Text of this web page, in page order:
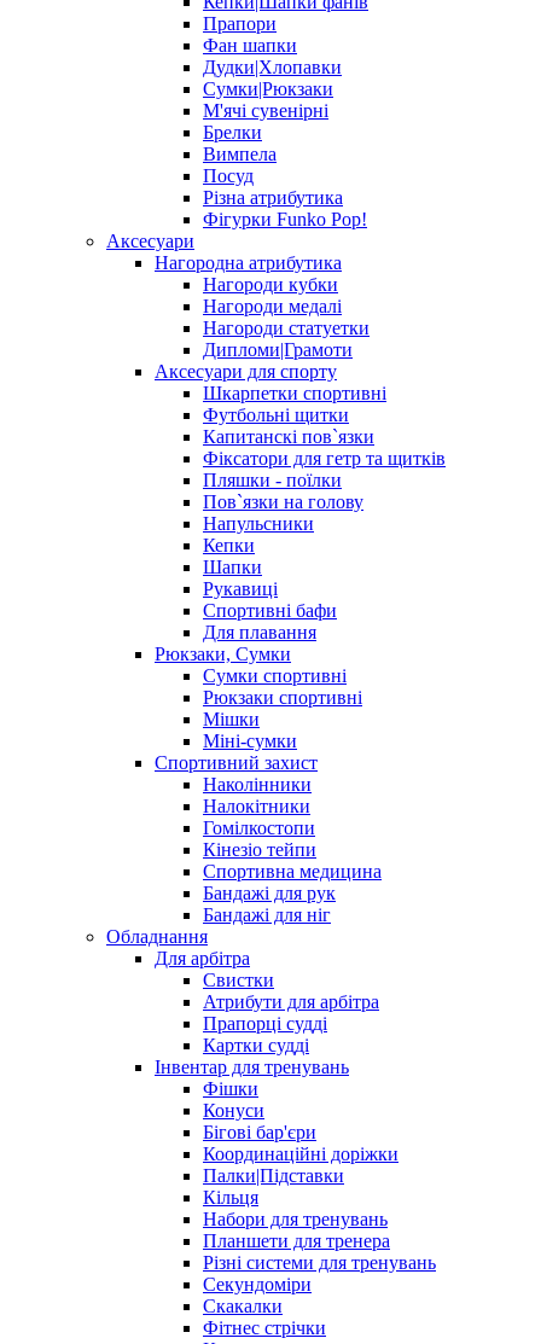
Прапори
Фан шапки
Дудки|Хлопавки
Сумки|Рюкзаки
М'ячі сувенірні
Брелки
Вимпела
Посуд
Різна атрибутика
Фігурки Funko Pop!
Аксесуари
Нагородна атрибутика
Нагороди кубки
Нагороди медалі
Нагороди статуетки
Дипломи|Грамоти
Аксесуари для спорту
Шкарпетки спортивні
Футбольні щитки
Капитанскі пов`язки
Фіксатори для гетр та щитків
Пляшки - поїлки
Пов`язки на голову
Напульсники
Кепки
Шапки
Рукавиці
Спортивні бафи
Для плавання
Рюкзаки, Сумки
Сумки спортивні
Рюкзаки спортивні
Мішки
Міні-сумки
Спортивний захист
Наколінники
Налокітники
Гомілкостопи
Кінезіо тейпи
Спортивна медицина
Бандажі для рук
Бандажі для ніг
Обладнання
Для арбітра
Свистки
Атрибути для арбітра
Прапорці судді
Картки судді
Інвентар для тренувань
Фішки
Конуси
Бігові бар'єри
Координаційні доріжки
Палки|Підставки
Кільця
Набори для тренувань
Планшети для тренера
Різні системи для тренувань
Секундоміри
Скакалки
Фітнес стрічки